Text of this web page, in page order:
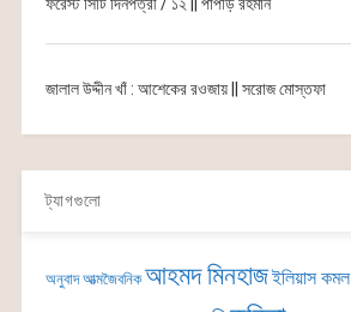
ফরেস্ট সিটি দিনপত্রী / ১২ || পাপড়ি রহমান
জালাল উদ্দীন খাঁ : আশেকের রওজায় || সরোজ মোস্তফা
ট্যাগগুলো
অনুবাদ আত্মজৈবনিক আহমদ মিনহাজইলিয়াস কমল